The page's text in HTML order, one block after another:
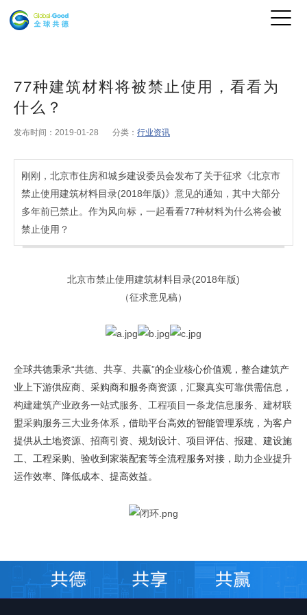
77种建筑材料将被禁止使用，看看为
什么？
发布时间：2019-01-28 分类： 行业资讯
刚刚，北京市住房和城乡建设委员会发布了关于征求《北京市
禁止使用建筑材料目录(2018年版)》意见的通知，其中大部分
多年前已禁止。作为风向标，一起看看77种材料为什么将会被
禁止使用？
北京市禁止使用建筑材料目录(2018年版)
（征求意见稿）
全球共德秉承“共德、共享、共赢”的企业核心价值观，整合建筑产
业上下游供应商、采购商和服务商资源，汇聚真实可靠供需信息，
构建建筑产业政务一站式服务、工程项目一条龙信息服务、建材联
盟采购服务三大业务体系 ，借助平台高效的智能管理系统，为客户
提供从土地资源、招商引资、规划设计、项目评估、报建、建设施
工、工程采购、验收到家装配套等全流程服务对接，助力企业提升
运作效率、降低成本、提高效益。